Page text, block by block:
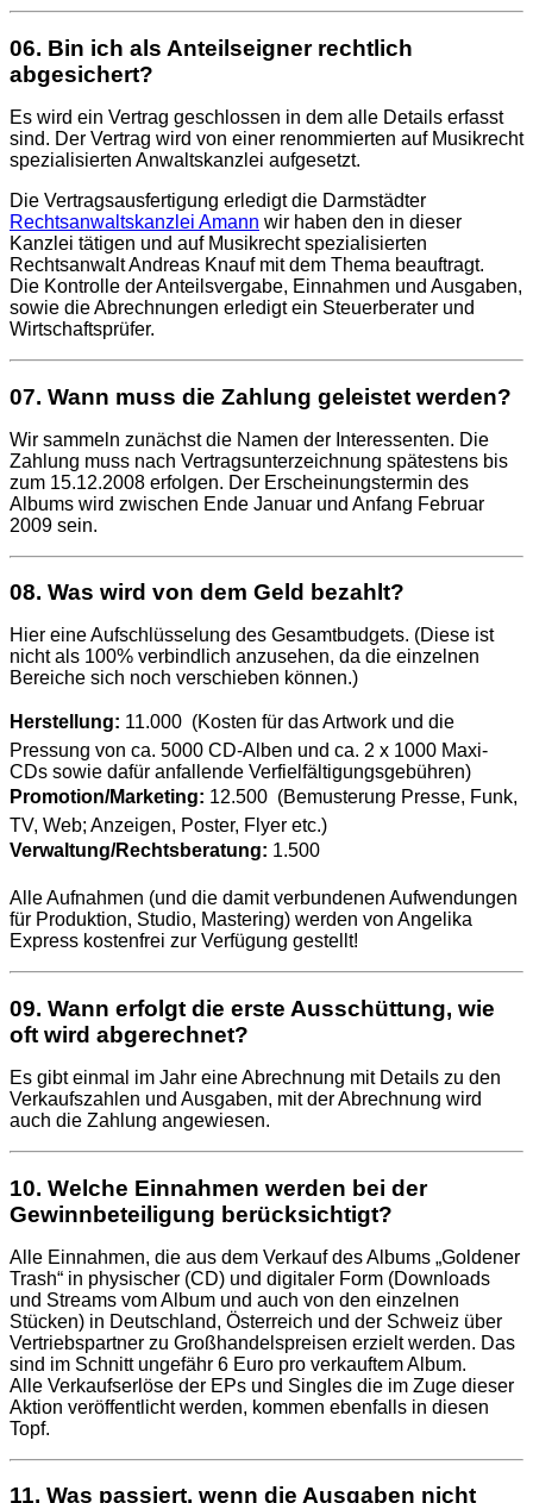
06. Bin ich als Anteilseigner rechtlich
abgesichert?
Es wird ein Vertrag geschlossen in dem alle Details erfasst
sind. Der Vertrag wird von einer renommierten auf Musikrecht
spezialisierten Anwaltskanzlei aufgesetzt.
Die Vertragsausfertigung erledigt die Darmstädter
Rechtsanwaltskanzlei Amann wir haben den in dieser
Kanzlei tätigen und auf Musikrecht spezialisierten
Rechtsanwalt Andreas Knauf mit dem Thema beauftragt.
Die Kontrolle der Anteilsvergabe, Einnahmen und Ausgaben,
sowie die Abrechnungen erledigt ein Steuerberater und
Wirtschaftsprüfer.
07. Wann muss die Zahlung geleistet werden?
Wir sammeln zunächst die Namen der Interessenten. Die
Zahlung muss nach Vertragsunterzeichnung spätestens bis
zum 15.12.2008 erfolgen. Der Erscheinungstermin des
Albums wird zwischen Ende Januar und Anfang Februar
2009 sein.
08. Was wird von dem Geld bezahlt?
Hier eine Aufschlüsselung des Gesamtbudgets. (Diese ist
nicht als 100% verbindlich anzusehen, da die einzelnen
Bereiche sich noch verschieben können.)
Herstellung: 11.000  (Kosten für das Artwork und die
Pressung von ca. 5000 CD-Alben und ca. 2 x 1000 Maxi-
CDs sowie dafür anfallende Verfielfältigungsgebühren)
Promotion/Marketing: 12.500  (Bemusterung Presse, Funk,
TV, Web; Anzeigen, Poster, Flyer etc.)
Verwaltung/Rechtsberatung: 1.500 
Alle Aufnahmen (und die damit verbundenen Aufwendungen
für Produktion, Studio, Mastering) werden von Angelika
Express kostenfrei zur Verfügung gestellt!
09. Wann erfolgt die erste Ausschüttung, wie
oft wird abgerechnet?
Es gibt einmal im Jahr eine Abrechnung mit Details zu den
Verkaufszahlen und Ausgaben, mit der Abrechnung wird
auch die Zahlung angewiesen.
10. Welche Einnahmen werden bei der
Gewinnbeteiligung berücksichtigt?
Alle Einnahmen, die aus dem Verkauf des Albums „Goldener
Trash“ in physischer (CD) und digitaler Form (Downloads
und Streams vom Album und auch von den einzelnen
Stücken) in Deutschland, Österreich und der Schweiz über
Vertriebspartner zu Großhandelspreisen erzielt werden. Das
sind im Schnitt ungefähr 6 Euro pro verkauftem Album.
Alle Verkaufserlöse der EPs und Singles die im Zuge dieser
Aktion veröffentlicht werden, kommen ebenfalls in diesen
Topf.
11. Was passiert, wenn die Ausgaben nicht